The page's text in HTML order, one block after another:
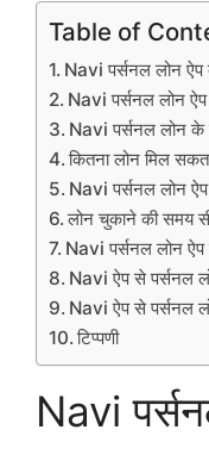
Table of
Navi पर्सनल लोन ऐप
Navi पर्सनल लोन ऐप
Navi पर्सनल लोन के
कितना लोन मिल
Navi पर्सनल लोन ऐप
लोन चुकाने की समय
Navi पर्सनल लोन ऐप
Navi ऐप से पर्सनल
Navi ऐप से पर्सनल
टिप्पणी
Navi